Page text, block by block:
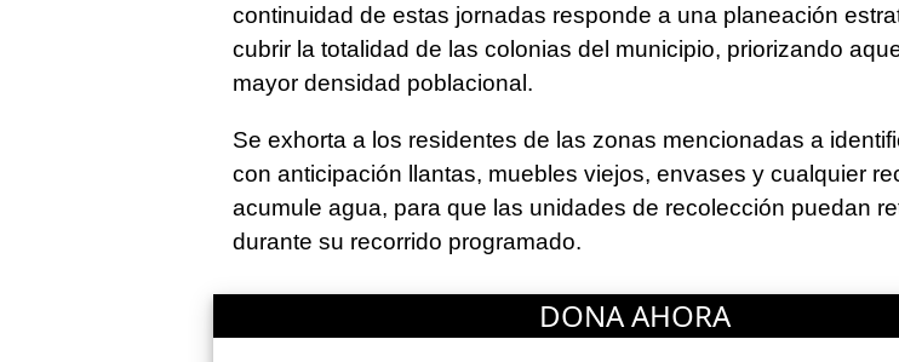
continuidad de estas jornadas responde a una planeación
cubrir la totalidad de las colonias del municipio, priorizando
mayor densidad poblacional.
Se exhorta a los residentes de las zonas mencionadas a
con anticipación llantas, muebles viejos, envases y cualquier
acumule agua, para que las unidades de recolección puedan
durante su recorrido programado.
DONA AHORA